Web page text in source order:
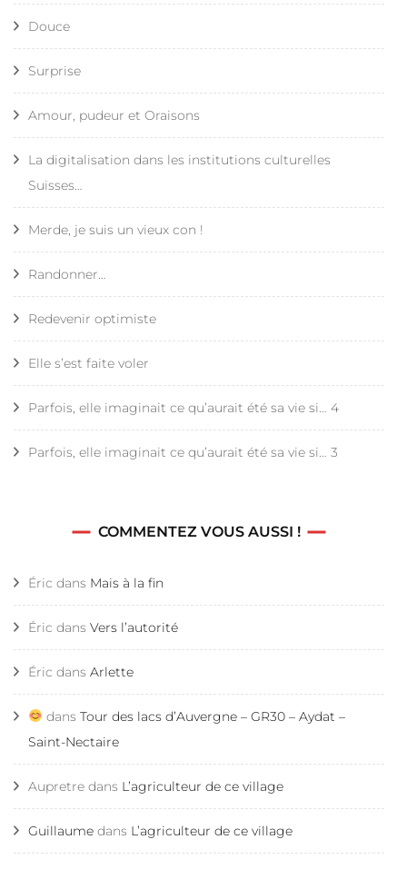
Douce
Surprise
Amour, pudeur et Oraisons
La digitalisation dans les institutions culturelles
Suisses…
Merde, je suis un vieux con !
Randonner…
Redevenir optimiste
Elle s’est faite voler
Parfois, elle imaginait ce qu’aurait été sa vie si… 4
Parfois, elle imaginait ce qu’aurait été sa vie si… 3
COMMENTEZ VOUS AUSSI !
Éric dans Mais à la fin
Éric dans Vers l’autorité
Éric dans Arlette
dans Tour des lacs d’Auvergne – GR30 – Aydat –
Saint-Nectaire
Aupretre dans L’agriculteur de ce village
Guillaume dans L’agriculteur de ce village